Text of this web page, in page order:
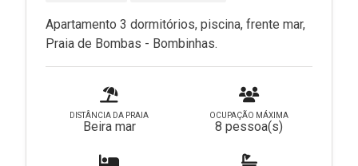
Apartamento 3 dormitórios, piscina, frente mar,
Praia de Bombas - Bombinhas.
DISTÂNCIA DA PRAIA
Beira mar
OCUPAÇÃO MÁXIMA
8 pessoa(s)